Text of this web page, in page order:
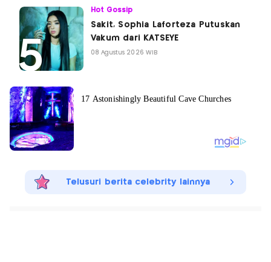
Hot Gossip
Sakit, Sophia Laforteza Putuskan
Vakum dari KATSEYE
08 Agustus 2026 WIB
Telusuri berita celebrity lainnya